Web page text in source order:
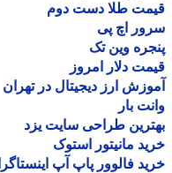
طلا دست دوم
اچ پی
وین تک
دلار امروز
ارز دیجیتال در تهران
بار
طراحی سایت یزد
مانیتور استوک
فالوور پاپ آپ اینستاگرام